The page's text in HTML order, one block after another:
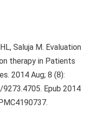
Saluja M. Evaluation
therapy in Patients
2014 Aug; 8 (8):
Epub 2014